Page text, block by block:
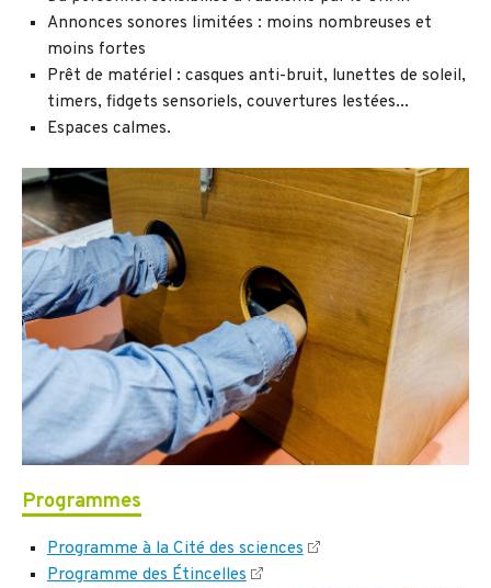
Annonces sonores limitées : moins nombreuses et
moins fortes
Prêt de matériel : casques anti-bruit, lunettes de soleil,
timers, fidgets sensoriels, couvertures lestées...
Espaces calmes.
Programmes
Programme à la Cité des sciences
Programme des Étincelles